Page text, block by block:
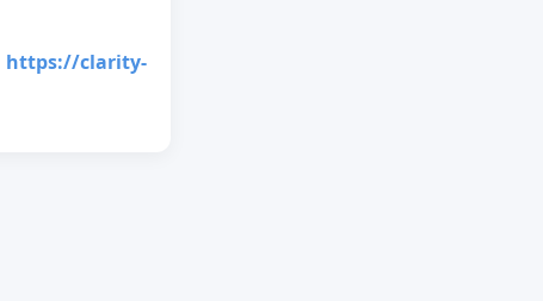
https://clarity-